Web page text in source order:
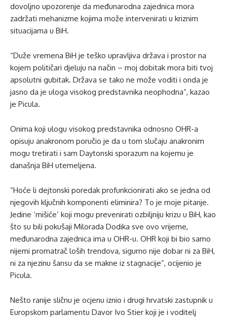
dovoljno upozorenje da međunarodna zajednica mora
zadržati mehanizme kojima može intervenirati u kriznim
situacijama u BiH.
“Duže vremena BiH je teško upravljiva država i prostor na
kojem političari djeluju na način – moj dobitak mora biti tvoj
apsolutni gubitak. Država se tako ne može voditi i onda je
jasno da je uloga visokog predstavnika neophodna”, kazao
je Picula.
Onima koji ulogu visokog predstavnika odnosno OHR-a
opisuju anakronom poručio je da u tom slučaju anakronim
mogu tretirati i sam Daytonski sporazum na kojemu je
današnja BiH utemeljena.
“Hoće li dejtonski poredak profunkcionirati ako se jedna od
njegovih ključnih komponenti eliminira? To je moje pitanje.
Jedine ‘mišiće’ koji mogu prevenirati ozbiljniju krizu u BiH, kao
što su bili pokušaji Milorada Dodika sve ovo vrijeme,
međunarodna zajednica ima u OHR-u. OHR koji bi bio samo
nijemi promatrač loših trendova, sigurno nije dobar ni za BiH,
ni za njezinu šansu da se makne iz stagnacije”, ocijenio je
Picula.
Nešto ranije sličnu je ocjenu iznio i drugi hrvatski zastupnik u
Europskom parlamentu Davor Ivo Stier koji je i voditelj